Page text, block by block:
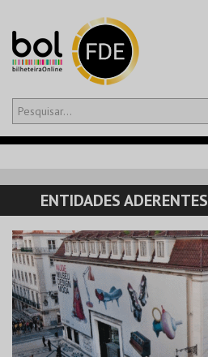
Olá,iniciar sessão
CARRINHO
EVENTOS
CARTÕES
PRODUTOS
ENTIDADES ADERENTES